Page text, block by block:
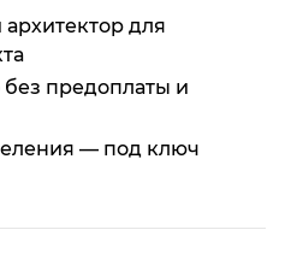
для
без предоплаты и
— под ключ